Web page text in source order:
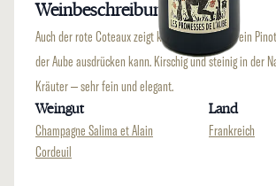
Weinbeschreibung
Auch der rote Coteaux zeigt klar, wie spannend ein
der Aube ausdrücken kann. Kirschig und steinig in der
Kräuter – sehr fein und elegant.
Weingut
Champagne Salima et Alain
Cordeuil
Land
Frankreich